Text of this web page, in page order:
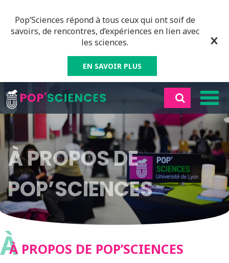
Pop’Sciences répond à tous ceux qui ont soif de
savoirs, de rencontres, d’expériences en lien avec
les sciences.
EN SAVOIR PLUS
À PROPOS DE
POP’SCIENCES
ÀÀ PROPOS DE POP’SCIENCES